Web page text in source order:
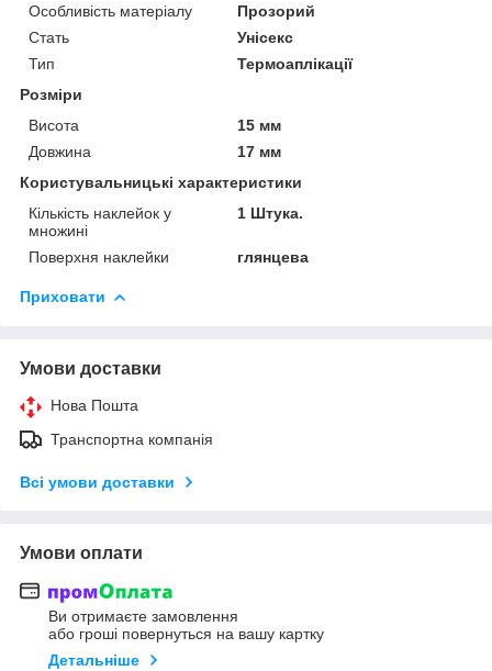
Особливість матеріалу
Прозорий
Стать
Унісекс
Тип
Термоаплікації
Розміри
Висота
15 мм
Довжина
17 мм
Користувальницькі характеристики
Кількість наклейок у
множині
1 Штука.
Поверхня наклейки глянцева
Приховати
Умови доставки
Нова Пошта
Транспортна компанія
Всі умови доставки
Умови оплати
Ви отримаєте замовлення
або гроші повернуться на вашу картку
Детальніше